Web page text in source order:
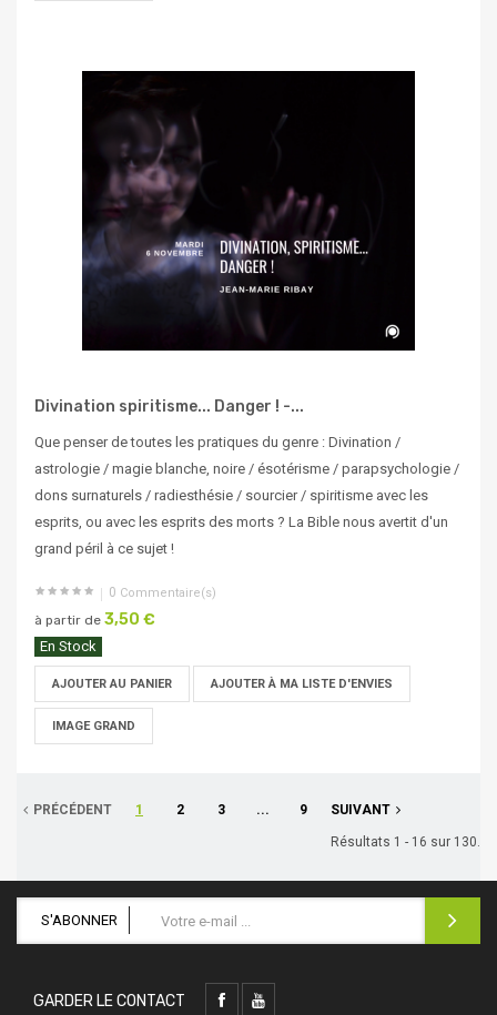
Divination spiritisme... Danger ! -...
Que penser de toutes les pratiques du genre : Divination /
astrologie / magie blanche, noire / ésotérisme / parapsychologie /
dons surnaturels / radiesthésie / sourcier / spiritisme avec les
esprits, ou avec les esprits des morts ? La Bible nous avertit d'un
grand péril à ce sujet !
0 Commentaire(s)
à partir de 3,50 €
En Stock
AJOUTER AU PANIER AJOUTER À MA LISTE D'ENVIES
IMAGE GRAND
PRÉCÉDENT 1 2 3 ... 9 SUIVANT
Résultats 1 - 16 sur 130.
S'ABONNER
GARDER LE CONTACT